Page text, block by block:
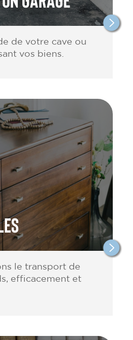
de votre cave ou
vos biens.
le transport de
efficacement et